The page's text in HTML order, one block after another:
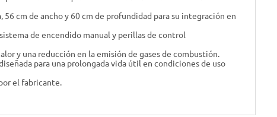
cm de ancho y 60 cm de profundidad para su integración en
de encendido manual y perillas de control
y una reducción en la emisión de gases de combustión.
para una prolongada vida útil en condiciones de uso
el fabricante.